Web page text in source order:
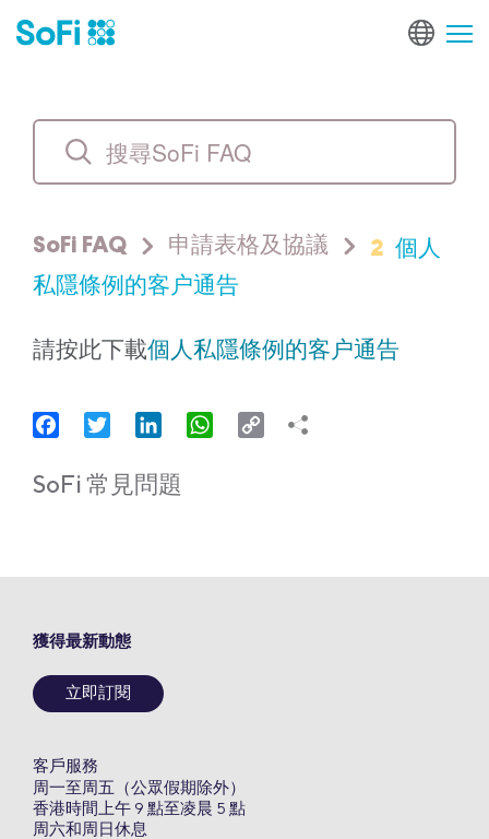
SoFi FAQ 申請表格及協議 2 個人
私隱條例的客户通告
請按此下載個人私隱條例的客户通告
FacebookTwitter LinkedInWhatsApp
Copy
SoFi 常見問題
獲得最新動態
立即訂閱
客戶服務
周一至周五（公眾假期除外）
香港時間上午 9 點至凌晨 5 點
周六和周日休息